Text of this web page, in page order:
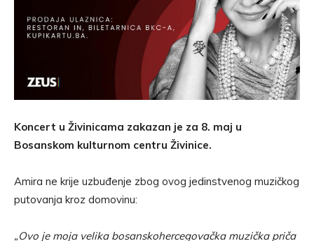
Koncert u Živinicama zakazan je za 8. maj u
Bosanskom kulturnom centru Živinice.
Amira ne krije uzbuđenje zbog ovog jedinstvenog muzičkog
putovanja kroz domovinu:
„Ovo je moja velika bosanskohercegovačka muzička priča